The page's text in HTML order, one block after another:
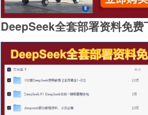
DeepSeek全套部署资料免费